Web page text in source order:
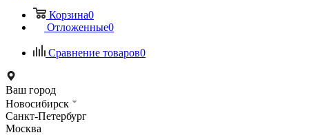
Корзина0
Отложенные0
Сравнение товаров0
Ваш город
Новосибирск
Санкт-Петербург
Москва